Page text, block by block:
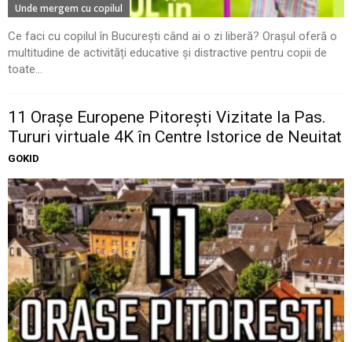
Unde mergem cu copilul
Ce faci cu copilul în București când ai o zi liberă? Orașul oferă o
multitudine de activități educative și distractive pentru copii de
toate...
11 Oraşe Europene Pitoreşti Vizitate la Pas.
Tururi virtuale 4K în Centre Istorice de Neuitat
GOKID